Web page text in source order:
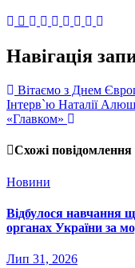
Навігація
Вітаємо з Днем
Інтерв`ю Наталії
«Главком»
Схожі повідомлення
Новини
Відбулося навчання
органах України за
Лип 31, 2026